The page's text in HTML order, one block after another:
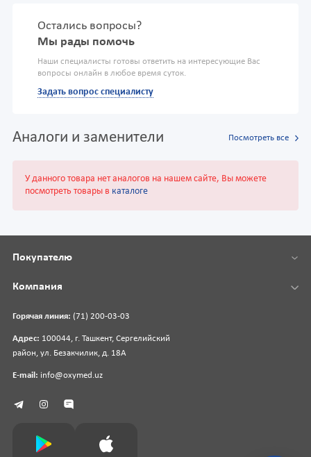
Остались вопросы?
Мы рады помочь
Наши специалисты готовы ответить на интересующие Вас
вопросы онлайн в любое время суток.
Задать вопрос специалисту
Аналоги и заменители Посмотреть все
У данного товара нет аналогов на нашем сайте, Вы можете
посмотреть товары в каталоге
Горячая линия: (71) 200-03-03
Адрес: 100044, г. Ташкент, Сергелийский
район, ул. Безакчилик, д. 18А
E-mail: info@oxymed.uz
Покупателю
Компания